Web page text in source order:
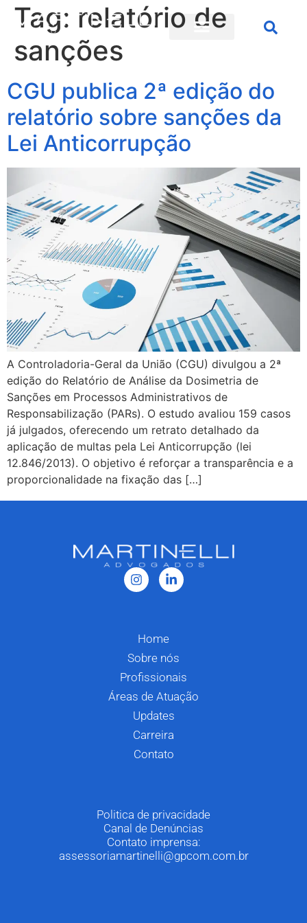
Tag: relatório de
sanções
CGU publica 2ª edição do
relatório sobre sanções da
Lei Anticorrupção
A Controladoria-Geral da União (CGU) divulgou a 2ª
edição do Relatório de Análise da Dosimetria de
Sanções em Processos Administrativos de
Responsabilização (PARs). O estudo avaliou 159 casos
já julgados, oferecendo um retrato detalhado da
aplicação de multas pela Lei Anticorrupção (lei
12.846/2013). O objetivo é reforçar a transparência e a
proporcionalidade na fixação das […]
Home
Sobre nós
Profissionais
Áreas de Atuação
Updates
Carreira
Contato
Politica de privacidade
Canal de Denúncias
Contato imprensa:
assessoriamartinelli@gpcom.com.br